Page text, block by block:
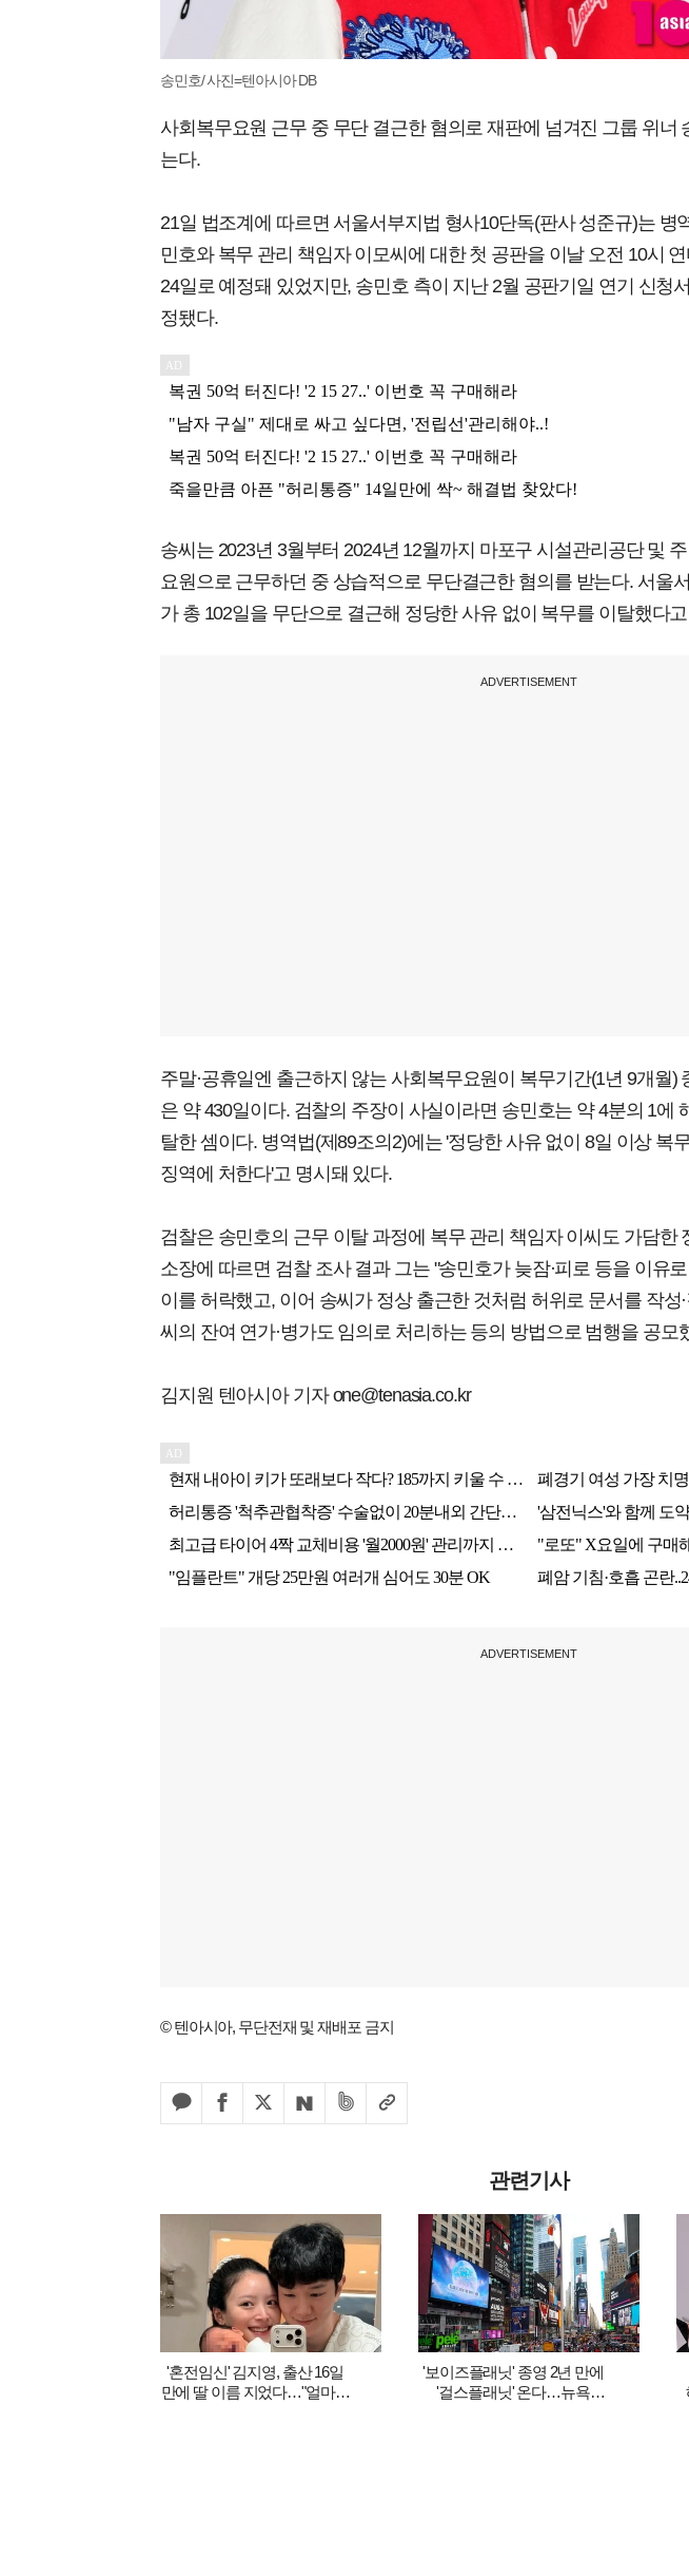
송민호/ 사진=텐아시아 DB
사회복무요원 근무 중 무단 결근한 혐의로 재판에 넘겨진 그룹 위너
는다.
21일 법조계에 따르면 서울서부지법 형사10단독(판사 성준규)는 병
민호와 복무 관리 책임자 이모씨에 대한 첫 공판을 이날 오전 10시
24일로 예정돼 있었지만, 송민호 측이 지난 2월 공판기일 연기 신청
정됐다.
송씨는 2023년 3월부터 2024년 12월까지 마포구 시설관리공단 및
요원으로 근무하던 중 상습적으로 무단결근한 혐의를 받는다. 서울
가 총 102일을 무단으로 결근해 정당한 사유 없이 복무를 이탈했다
ADVERTISEMENT
주말·공휴일엔 출근하지 않는 사회복무요원이 복무기간(1년 9개월)
은 약 430일이다. 검찰의 주장이 사실이라면 송민호는 약 4분의 1에
탈한 셈이다. 병역법(제89조의2)에는 '정당한 사유 없이 8일 이상 복
징역에 처한다'고 명시돼 있다.
검찰은 송민호의 근무 이탈 과정에 복무 관리 책임자 이씨도 가담한
소장에 따르면 검찰 조사 결과 그는 "송민호가 늦잠·피로 등을 이유
이를 허락했고, 이어 송씨가 정상 출근한 것처럼 허위로 문서를 작성
씨의 잔여 연가·병가도 임의로 처리하는 등의 방법으로 범행을 공모
김지원 텐아시아 기자 one@tenasia.co.kr
ADVERTISEMENT
© 텐아시아, 무단전재 및 재배포 금지
관련기사
'혼전임신' 김지영, 출산 16일
만에 딸 이름 지었다…"얼마나
'보이즈플래닛' 종영 2년 만에
'걸스플래닛' 온다…뉴욕